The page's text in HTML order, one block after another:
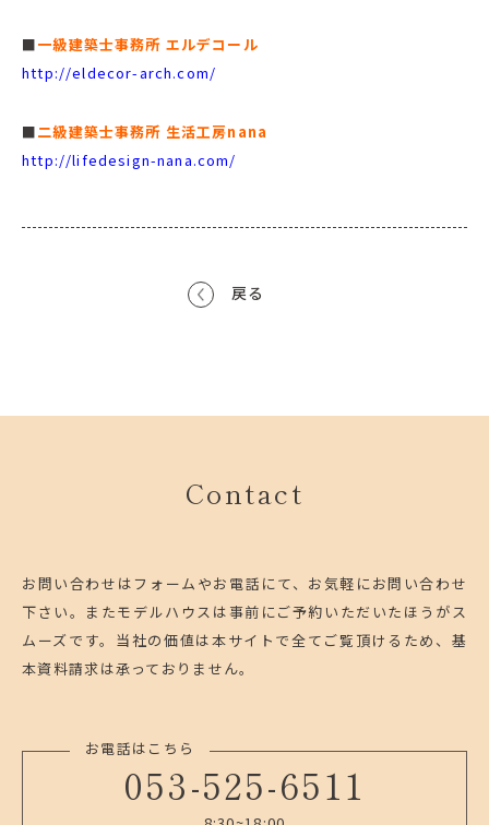
■一級建築士事務所 エルデコール
http://eldecor-arch.com/
■二級建築士事務所 生活工房nana
http://lifedesign-nana.com/
戻る
Contact
お問い合わせはフォームやお電話にて、お気軽にお問い合わせ
下さい。 またモデルハウスは事前にご予約いただいたほうがス
ムーズです。 当社の価値は本サイトで全てご覧頂けるため、基
本資料請求は承っておりません。
お電話はこちら
053-525-6511